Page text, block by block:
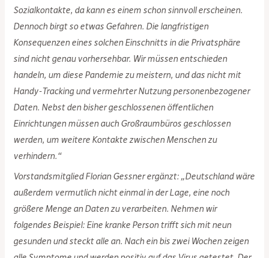
Sozialkontakte, da kann es einem schon sinnvoll erscheinen.
Dennoch birgt so etwas Gefahren. Die langfristigen
Konsequenzen eines solchen Einschnitts in die Privatsphäre
sind nicht genau vorhersehbar. Wir müssen entschieden
handeln, um diese Pandemie zu meistern, und das nicht mit
Handy-Tracking und vermehrter Nutzung personenbezogener
Daten. Nebst den bisher geschlossenen öffentlichen
Einrichtungen müssen auch Großraumbüros geschlossen
werden, um weitere Kontakte zwischen Menschen zu
verhindern.“
Vorstandsmitglied Florian Gessner ergänzt: „Deutschland wäre
außerdem vermutlich nicht einmal in der Lage, eine noch
größere Menge an Daten zu verarbeiten. Nehmen wir
folgendes Beispiel: Eine kranke Person trifft sich mit neun
gesunden und steckt alle an. Nach ein bis zwei Wochen zeigen